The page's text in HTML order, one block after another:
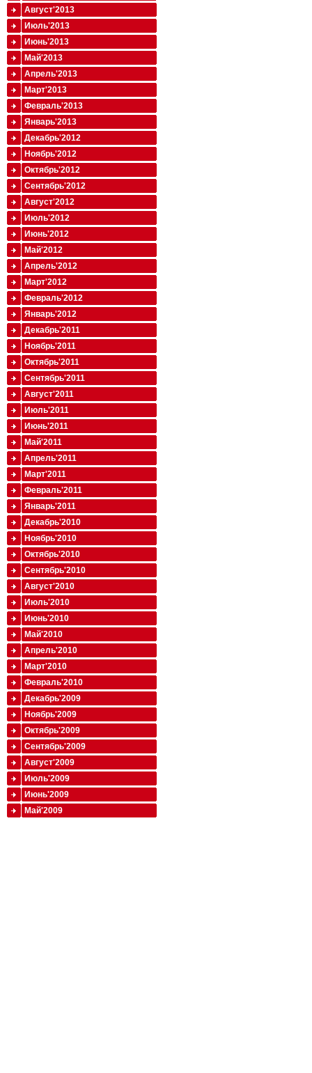
Август'2013
Июль'2013
Июнь'2013
Май'2013
Апрель'2013
Март'2013
Февраль'2013
Январь'2013
Декабрь'2012
Ноябрь'2012
Октябрь'2012
Сентябрь'2012
Август'2012
Июль'2012
Июнь'2012
Май'2012
Апрель'2012
Март'2012
Февраль'2012
Январь'2012
Декабрь'2011
Ноябрь'2011
Октябрь'2011
Сентябрь'2011
Август'2011
Июль'2011
Июнь'2011
Май'2011
Апрель'2011
Март'2011
Февраль'2011
Январь'2011
Декабрь'2010
Ноябрь'2010
Октябрь'2010
Сентябрь'2010
Август'2010
Июль'2010
Июнь'2010
Май'2010
Апрель'2010
Март'2010
Февраль'2010
Декабрь'2009
Ноябрь'2009
Октябрь'2009
Сентябрь'2009
Август'2009
Июль'2009
Июнь'2009
Май'2009